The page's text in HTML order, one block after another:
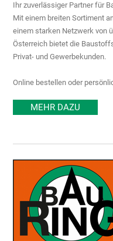
Ihr zuverlässiger Partner für
Mit einem breiten Sortiment
einem starken Netzwerk von
Österreich bietet die
Privat- und Gewerbekunden.
Online bestellen oder
MEHR DAZU